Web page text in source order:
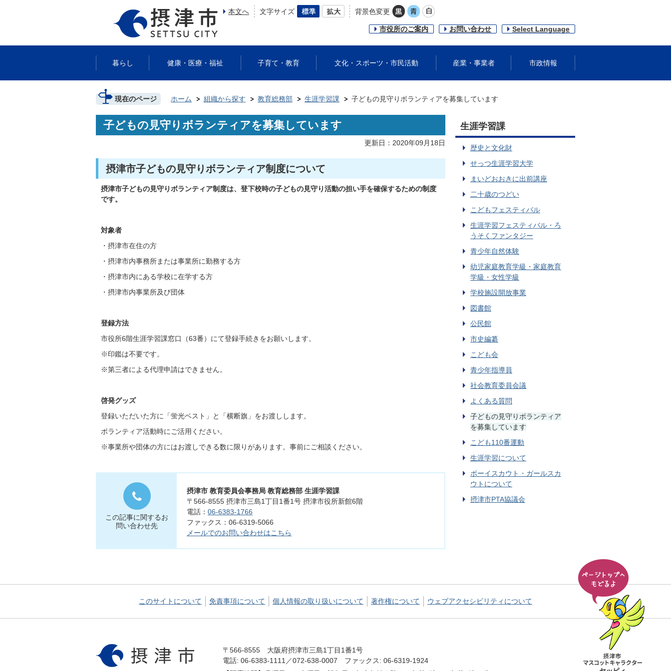
本文へ 文字サイズ 背景色変更
市役所のご案内 お問い合わせ Select Language
暮らし 健康・医療・福祉 子育て・教育 文化・スポーツ・市民活動 産業・事業者 市政情報
現在のページ ホーム 組織から探す 教育総務部 生涯学習課 子どもの見守りボランティアを募集しています
子どもの見守りボランティアを募集しています
更新日：2020年09月18日
摂津市子どもの見守りボランティア制度について
摂津市子どもの見守りボランティア制度は、登下校時の子どもの見守り活動の担い手を確保するための制度
です。
対象者
・摂津市在住の方
・摂津市内事務所または事業所に勤務する方
・摂津市内にある学校に在学する方
・摂津市内事業所及び団体
登録方法
市役所6階生涯学習課窓口（63番）にて登録手続きをお願いします。
※印鑑は不要です。
※第三者による代理申請はできません。
啓発グッズ
登録いただいた方に「蛍光ベスト」と「横断旗」をお渡しします。
ボランティア活動時にご活用ください。
※事業所や団体の方にはお渡しできる数に限りがあります。事前にご相談ください。
この記事に関するお
問い合わせ先
摂津市 教育委員会事務局 教育総務部 生涯学習課
〒566-8555 摂津市三島1丁目1番1号 摂津市役所新館6階
電話： 06-6383-1766
ファックス：06-6319-5066
メールでのお問い合わせはこちら
生涯学習課
歴史と文化財
せっつ生涯学習大学
まいどおおきに出前講座
二十歳のつどい
こどもフェスティバル
生涯学習フェスティバル・ろ
うそくファンタジー
青少年自然体験
幼児家庭教育学級・家庭教育
学級・女性学級
学校施設開放事業
図書館
公民館
市史編纂
こども会
青少年指導員
社会教育委員会議
よくある質問
子どもの見守りボランティア
を募集しています
こども110番運動
生涯学習について
ボーイスカウト・ガールスカ
ウトについて
摂津市PTA協議会
このサイトについて 免責事項について 個人情報の取り扱いについて 著作権について ウェブアクセシビリティについて
〒566-8555 大阪府摂津市三島1丁目1番1号
電話: 06-6383-1111／072-638-0007 ファックス: 06-6319-1924